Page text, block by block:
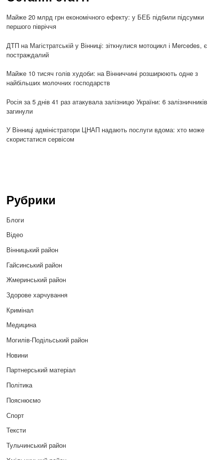
Майже 20 млрд грн економічного ефекту: у БЕБ підбили підсумки
першого півріччя
ДТП на Магістратській у Вінниці: зіткнулися мотоцикл і Mercedes, є
постраждалий
Майже 10 тисяч голів худоби: на Вінниччині розширюють одне з
найбільших молочних господарств
Росія за 5 днів 41 раз атакувала залізницю України: 6 залізничників
загинули
У Вінниці адміністратори ЦНАП надають послуги вдома: хто може
скористатися сервісом
Рубрики
Блоги
Відео
Вінницький район
Гайсинський район
Жмеринський район
Здорове харчування
Кримінал
Медицина
Могилів-Подільський район
Новини
Партнерський матеріал
Політика
Пояснюємо
Спорт
Тексти
Тульчинський район